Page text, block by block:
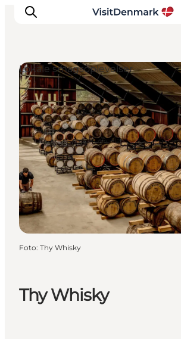
Inspiration
Destinationer
Oplevelser
Overnatning
Planlæg ferien
Thy Whisky
Lokale smagsoplevelser
Foto: Thy Whisky